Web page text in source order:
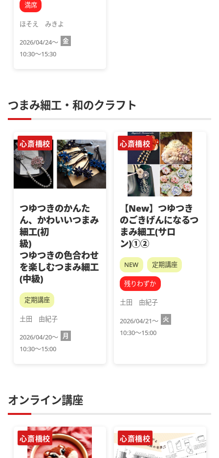
満席
ほそえ　みきよ
2026/04/24～ 金
10:30～15:30
つまみ細工・和のクラフト
心斎橋校
つゆつきのかんた
ん、かわいいつまみ
細工(初
級)
つゆつきの色合わせ
を楽しむつまみ細工
(中級)
定期講座
土田　由紀子
2026/04/20～ 月
10:30～15:00
心斎橋校
【New】つゆつき
のごきげんになるつ
まみ細工(サロ
ン)①②
NEW 定期講座
残りわずか
土田　由紀子
2026/04/21～ 火
10:30～15:00
オンライン講座
心斎橋校 心斎橋校